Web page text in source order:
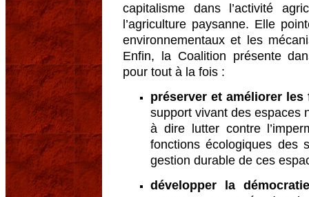
capitalisme dans l’activité
l’agriculture paysanne. Elle
environnementaux et les
Enfin, la Coalition présente
pour tout à la fois :
préserver et améliorer
support vivant des espaces
à dire lutter contre
fonctions écologiques des
gestion durable de ces
développer la